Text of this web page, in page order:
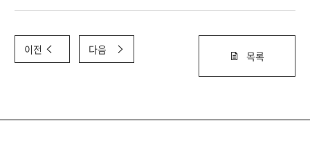
이전 다음 목록